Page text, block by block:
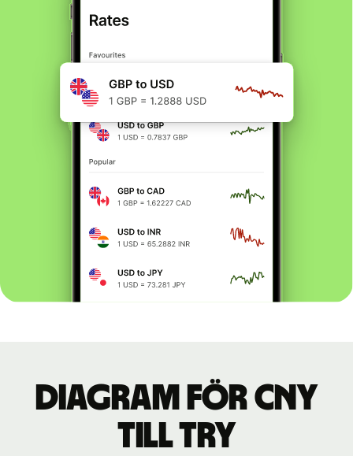
Diagram för CNY
till TRY